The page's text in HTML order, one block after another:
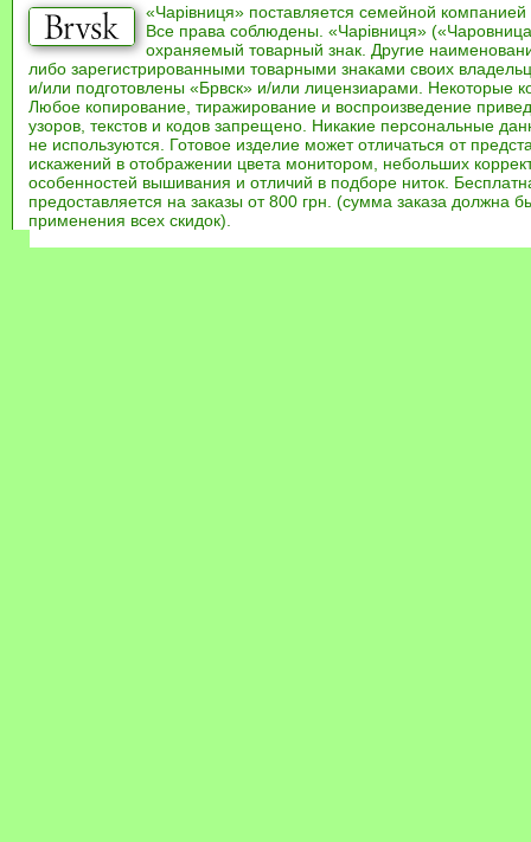
«Чарівниця» поставляется семейной компанией
Все права соблюдены. «Чарівниця»
охраняемый товарный знак. Другие
либо зарегистрированными товарными знаками своих
и/или подготовлены «Брвск» и/или лицензиарами. Некоторые
Любое копирование, тиражирование и воспроизведение
узоров, текстов и кодов запрещено. Никакие персональные
не используются. Готовое изделие может отличаться от
искажений в отображении цвета монитором, небольших
особенностей вышивания и отличий в подборе ниток.
предоставляется на заказы от 800 грн. (сумма заказа должна
применения всех скидок).